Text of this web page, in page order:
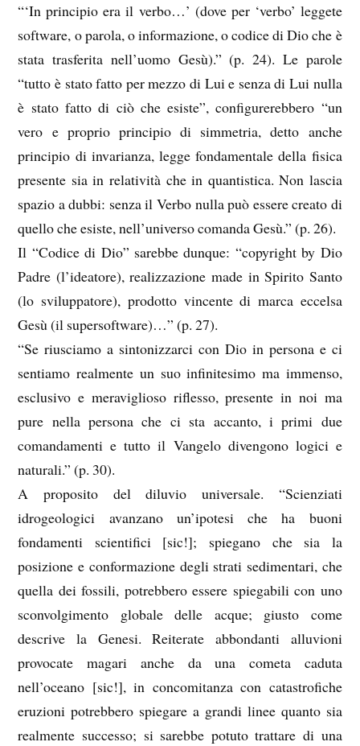
“‘In principio era il verbo…’ (dove per ‘verbo’ leggete
software, o parola, o informazione, o codice di Dio che è
stata trasferita nell’uomo Gesù).” (p. 24). Le parole
“tutto è stato fatto per mezzo di Lui e senza di Lui nulla
è stato fatto di ciò che esiste”, configurerebbero “un
vero e proprio principio di simmetria, detto anche
principio di invarianza, legge fondamentale della fisica
presente sia in relatività che in quantistica. Non lascia
spazio a dubbi: senza il Verbo nulla può essere creato di
quello che esiste, nell’universo comanda Gesù.” (p. 26).
Il “Codice di Dio” sarebbe dunque: “copyright by Dio
Padre (l’ideatore), realizzazione made in Spirito Santo
(lo sviluppatore), prodotto vincente di marca eccelsa
Gesù (il supersoftware)…” (p. 27).
“Se riusciamo a sintonizzarci con Dio in persona e ci
sentiamo realmente un suo infinitesimo ma immenso,
esclusivo e meraviglioso riflesso, presente in noi ma
pure nella persona che ci sta accanto, i primi due
comandamenti e tutto il Vangelo divengono logici e
naturali.” (p. 30).
A proposito del diluvio universale. “Scienziati
idrogeologici avanzano un’ipotesi che ha buoni
fondamenti scientifici [sic!]; spiegano che sia la
posizione e conformazione degli strati sedimentari, che
quella dei fossili, potrebbero essere spiegabili con uno
sconvolgimento globale delle acque; giusto come
descrive la Genesi. Reiterate abbondanti alluvioni
provocate magari anche da una cometa caduta
nell’oceano [sic!], in concomitanza con catastrofiche
eruzioni potrebbero spiegare a grandi linee quanto sia
realmente successo; si sarebbe potuto trattare di una